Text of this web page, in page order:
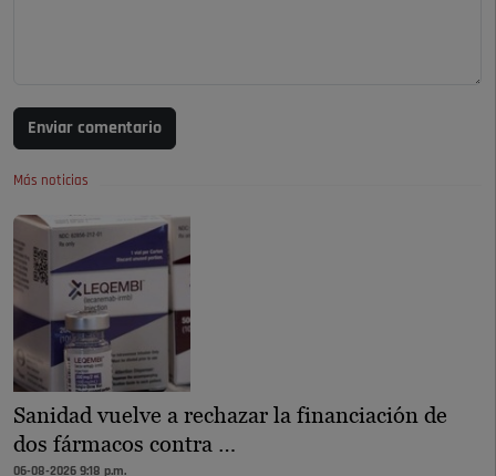
Enviar comentario
Más noticias
Sanidad vuelve a rechazar la financiación de
dos fármacos contra …
06-08-2026 9:18 p.m.